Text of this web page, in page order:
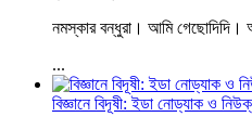
নমস্কার বন্ধুরা। আমি গেছোদিদি।
...
বিজ্ঞানে বিদূষী: ইডা নোড্যাক ও